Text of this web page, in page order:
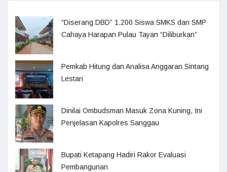
“Diserang DBD” 1.200 Siswa SMKS dan SMP
Cahaya Harapan Pulau Tayan “Diliburkan”
Pemkab Hitung dan Analisa Anggaran Sintang
Lestari
Dinilai Ombudsman Masuk Zona Kuning, Ini
Penjelasan Kapolres Sanggau
Bupati Ketapang Hadiri Rakor Evaluasi
Pembangunan